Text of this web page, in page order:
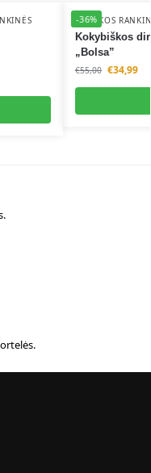
-36%
VYRIŠKOS
Kokybiškos
„Bolsa”
€55,00 €34,99